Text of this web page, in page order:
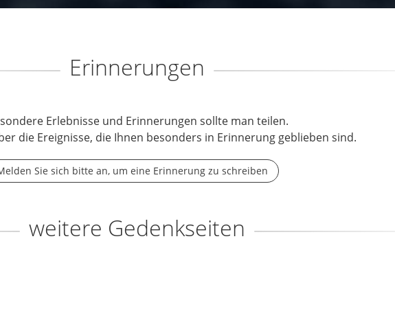
Erinnerungen
Erlebnisse und Erinnerungen sollte man teilen.
die Ereignisse, die Ihnen besonders in Erinnerung geblieben sind.
Sie sich bitte an, um eine Erinnerung zu schreiben
weitere Gedenkseiten